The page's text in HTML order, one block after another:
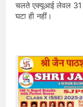
चलते एक्यूआई लेवल 31
घटा ही नहीं।